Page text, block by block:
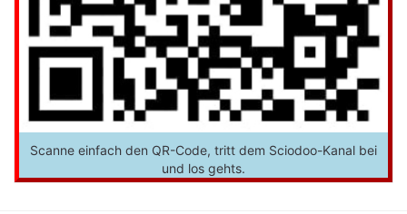
Scanne einfach den QR-Code, tritt dem Sciodoo-Kanal bei
und los gehts.